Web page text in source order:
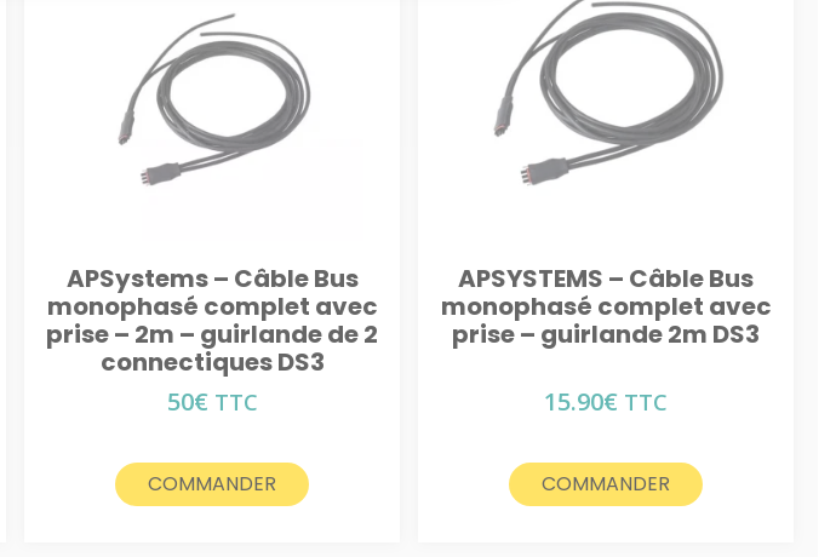
APSystems – Câble Bus
monophasé complet avec
prise – 2m – guirlande de 2
connectiques DS3
50€ TTC
COMMANDER
APSYSTEMS – Câble Bus
monophasé complet avec
prise – guirlande 2m DS3
15.90€ TTC
COMMANDER